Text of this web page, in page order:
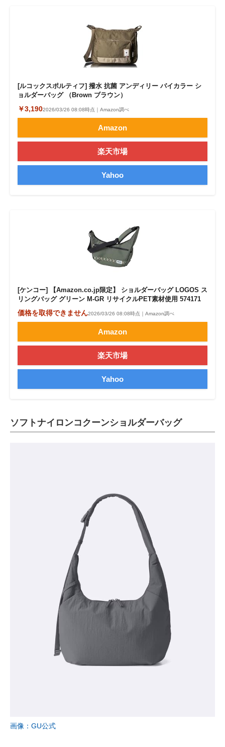
[ルコックスポルティフ] 撥水 抗菌 アンディリー バイカラー シ
ョルダーバッグ （Brown ブラウン）
￥3,1902026/03/26 08:08時点｜Amazon調べ
Amazon
楽天市場
Yahoo
[ケンコー] 【Amazon.co.jp限定】 ショルダーバッグ LOGOS ス
リングバッグ グリーン M-GR リサイクルPET素材使用 574171
価格を取得できません2026/03/26 08:08時点｜Amazon調べ
Amazon
楽天市場
Yahoo
ソフトナイロンコクーンショルダーバッグ
画像：GU公式